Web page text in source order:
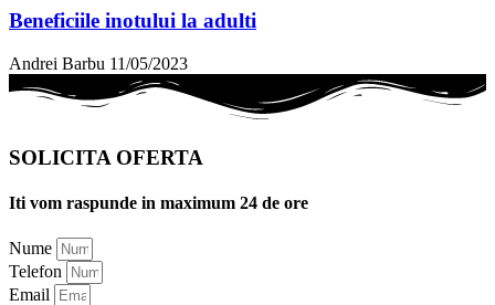
Beneficiile inotului la adulti
Andrei Barbu 11/05/2023
SOLICITA OFERTA
Iti vom raspunde in maximum 24 de ore
Nume
Telefon
Email